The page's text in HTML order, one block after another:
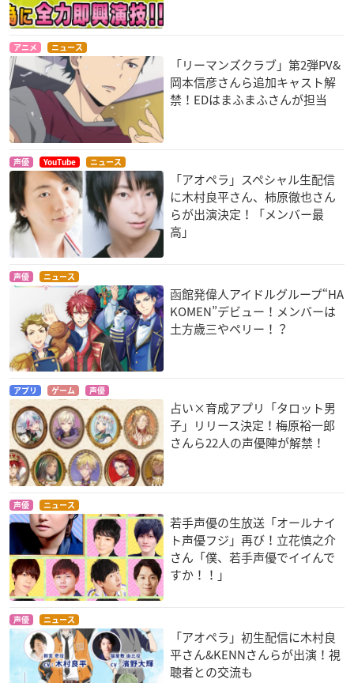
アニメ ニュース
「リーマンズクラブ」第2弾PV&
岡本信彦さんら追加キャスト解
禁！EDはまふまふさんが担当
声優 YouTube ニュース
「アオペラ」スペシャル生配信
に木村良平さん、柿原徹也さん
らが出演決定！「メンバー最
高」
声優 ニュース
函館発偉人アイドルグループ“HA
KOMEN”デビュー！メンバーは
土方歳三やペリー！？
アプリ ゲーム 声優
占い×育成アプリ「タロット男
子」リリース決定！梅原裕一郎
さんら22人の声優陣が解禁！
声優 ニュース
若手声優の生放送「オールナイ
ト声優フジ」再び！立花慎之介
さん「僕、若手声優でイイんで
すか！！」
声優 ニュース
「アオペラ」初生配信に木村良
平さん&KENNさんらが出演！視
聴者との交流も